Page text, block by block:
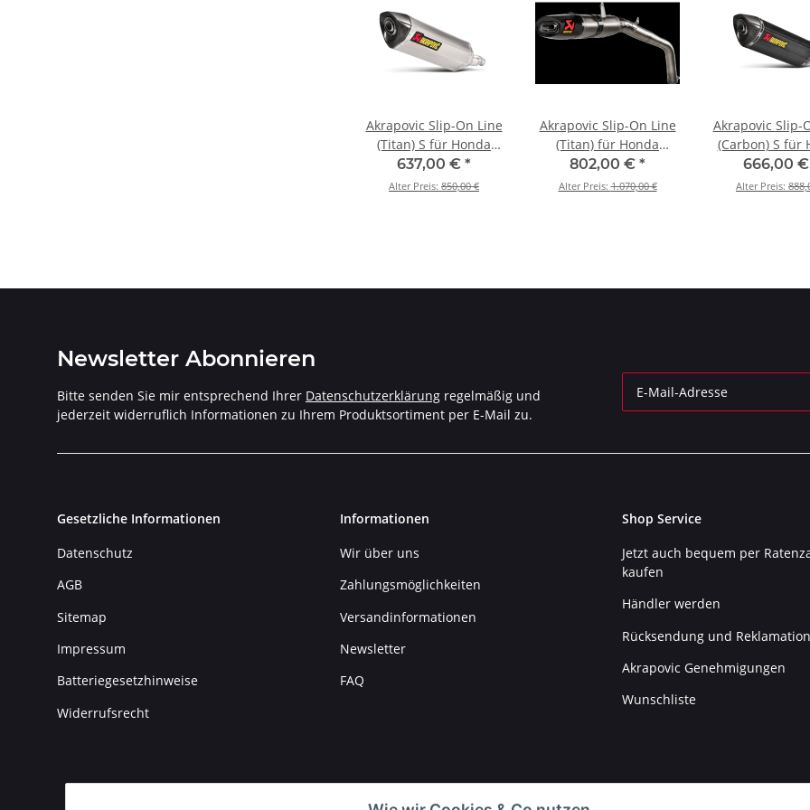
Akrapovic Slip-On Line
(Titan) S für Honda
NC700 / NC750S - BJ.
2012 > 2020 (S-H7SO2-
637,00 € *
Alter Preis: 850,00 €
Akrapovic Slip-On Line
(Titan) für Honda
CBR600RR - BJ. 2013 >
2026 (S-H6SO17-HACT)
802,00 € *
Alter Preis:1.070,00 €
Akrapovic Slip-
(Carbon) S für
NC700 /
2012 > 2020 (S-
666,00 €
Alter Preis:
Newsletter Abonnieren
Bitte senden Sie mir entsprechend Ihrer Datenschutzerklärung regelmäßig und
jederzeit widerruflich Informationen zu Ihrem Produktsortiment per E-Mail zu.
Gesetzliche Informationen
Datenschutz
AGB
Sitemap
Impressum
Batteriegesetzhinweise
Widerrufsrecht
Informationen
Wir über uns
Zahlungsmöglichkeiten
Versandinformationen
Newsletter
FAQ
Shop Service
Jetzt auch bequem per
kaufen
Händler werden
Rücksendung und Reklamation
Akrapovic Genehmigungen
Wunschliste